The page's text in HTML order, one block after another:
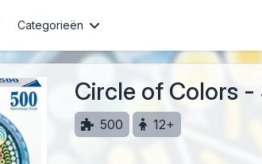
Categorieën
Circle of Colors -
500 12+